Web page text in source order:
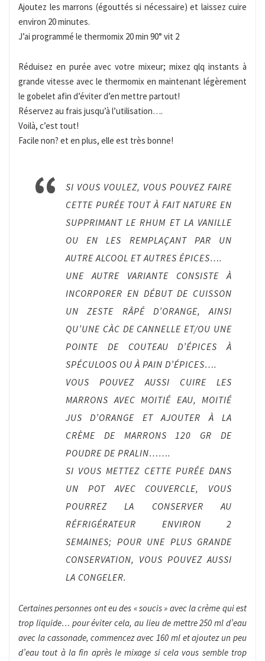
Ajoutez les marrons (égouttés si nécessaire) et laissez cuire
environ 20 minutes.
J’ai programmé le thermomix 20 min 90° vit 2
Réduisez en purée avec votre mixeur; mixez qlq instants à
grande vitesse avec le thermomix en maintenant légèrement
le gobelet afin d’éviter d’en mettre partout!
Réservez au frais jusqu’à l’utilisation….
Voilà, c’est tout!
Facile non? et en plus, elle est très bonne!
SI VOUS VOULEZ, VOUS POUVEZ FAIRE
CETTE PURÉE TOUT À FAIT NATURE EN
SUPPRIMANT LE RHUM ET LA VANILLE
OU EN LES REMPLAÇANT PAR UN
AUTRE ALCOOL ET AUTRES ÉPICES….
UNE AUTRE VARIANTE CONSISTE À
INCORPORER EN DÉBUT DE CUISSON
UN ZESTE RÂPÉ D’ORANGE, AINSI
QU’UNE CÀC DE CANNELLE ET/OU UNE
POINTE DE COUTEAU D’ÉPICES À
SPÉCULOOS OU À PAIN D’ÉPICES….
VOUS POUVEZ AUSSI CUIRE LES
MARRONS AVEC MOITIÉ EAU, MOITIÉ
JUS D’ORANGE ET AJOUTER À LA
CRÈME DE MARRONS 120 GR DE
POUDRE DE PRALIN…….
SI VOUS METTEZ CETTE PURÉE DANS
UN POT AVEC COUVERCLE, VOUS
POURREZ LA CONSERVER AU
RÉFRIGÉRATEUR ENVIRON 2
SEMAINES; POUR UNE PLUS GRANDE
CONSERVATION, VOUS POUVEZ AUSSI
LA CONGELER.
Certaines personnes ont eu des « soucis » avec la crème qui est
trop liquide… pour éviter cela, au lieu de mettre 250 ml d’eau
avec la cassonade, commencez avec 160 ml et ajoutez un peu
d’eau tout à la fin après le mixage si cela vous semble trop